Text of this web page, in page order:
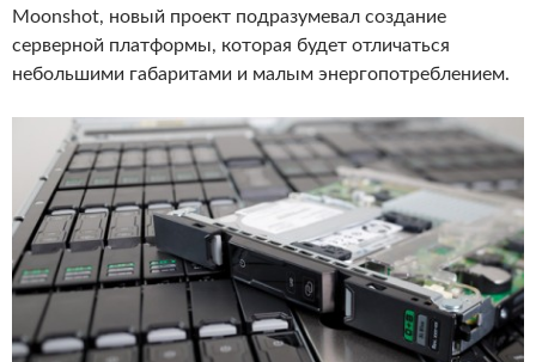
Moonshot, новый проект подразумевал создание
серверной платформы, которая будет отличаться
небольшими габаритами и малым энергопотреблением.